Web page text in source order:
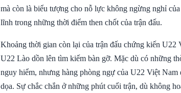
mà còn là biểu tượng cho nỗ lực không ngừng nghỉ
lĩnh trong những thời điểm then chốt của trận đấu.
Khoảng thời gian còn lại của trận đấu chứng kiến U22
U22 Lào dồn lên tìm kiếm bàn gỡ. Mặc dù có những
nguy hiểm, nhưng hàng phòng ngự của U22 Việt
dọa. Sự chắc chắn ở những phút cuối trận, dù không